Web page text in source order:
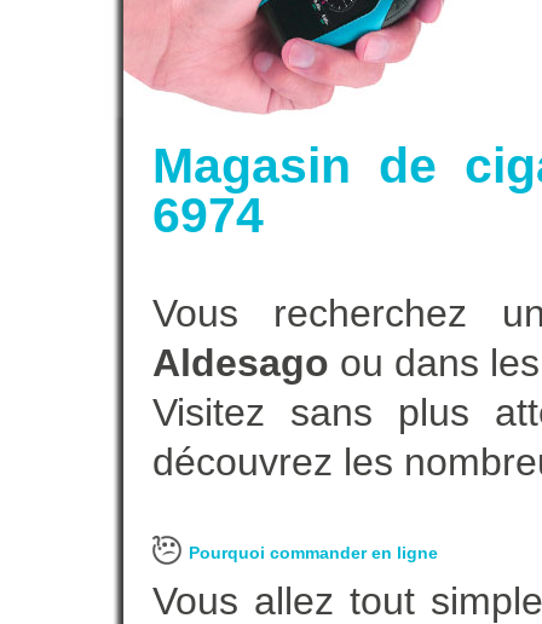
Magasin de
6974
Vous recherchez
Aldesago ou dans
Visitez sans plus
découvrez les
Pourquoi commander en ligne
Vous allez tout